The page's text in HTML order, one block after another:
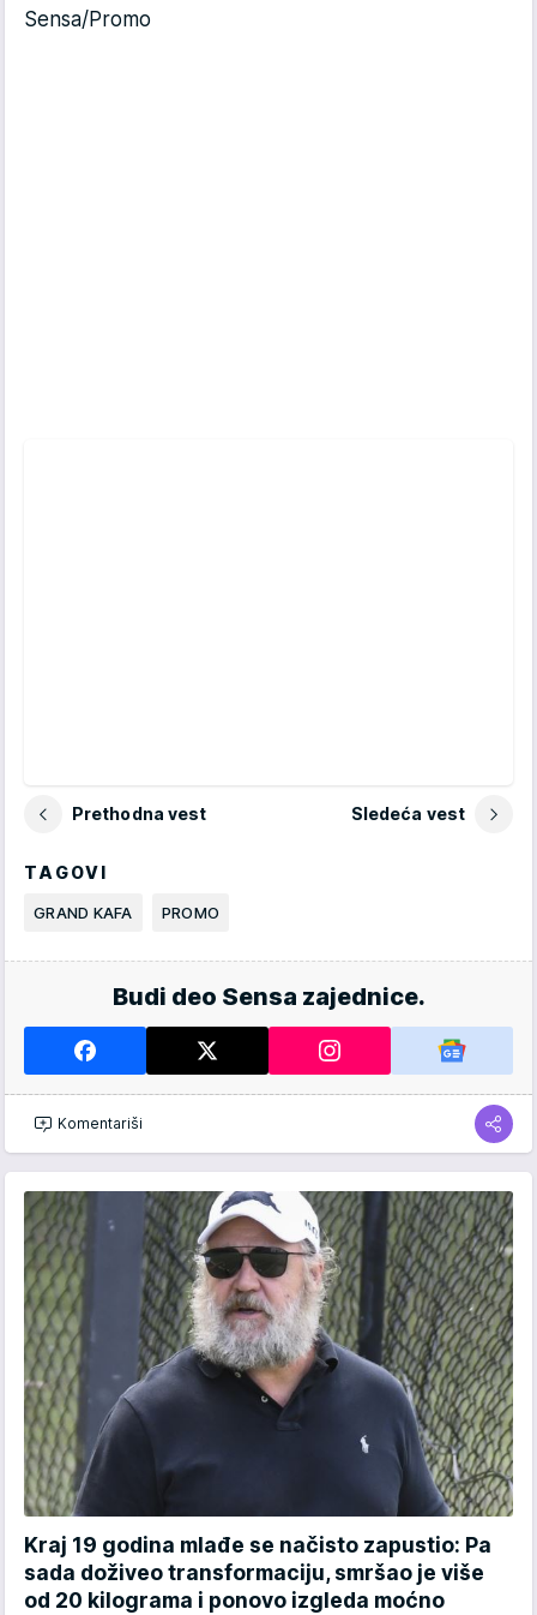
Sensa/Promo
Prethodna vest Sledeća vest
TAGOVI
GRAND KAFA PROMO
Budi deo Sensa zajednice.
Komentariši
Kraj 19 godina mlađe se načisto zapustio: Pa
sada doživeo transformaciju, smršao je više
od 20 kilograma i ponovo izgleda moćno